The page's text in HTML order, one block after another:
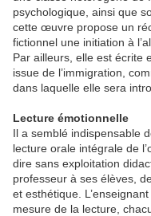
psychologique, ainsi que
cette œuvre propose un
fictionnel une initiation à
Par ailleurs, elle est écrite
issue de l’immigration,
dans laquelle elle sera
Lecture émotionnelle
Il a semblé indispensable
lecture orale intégrale de
dire sans exploitation
professeur à ses élèves,
et esthétique.
mesure de la lecture,